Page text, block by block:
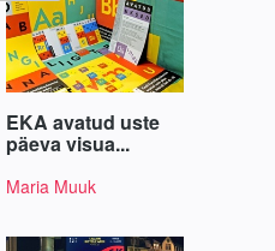
EKA avatud uste
päeva visua...
Maria Muuk